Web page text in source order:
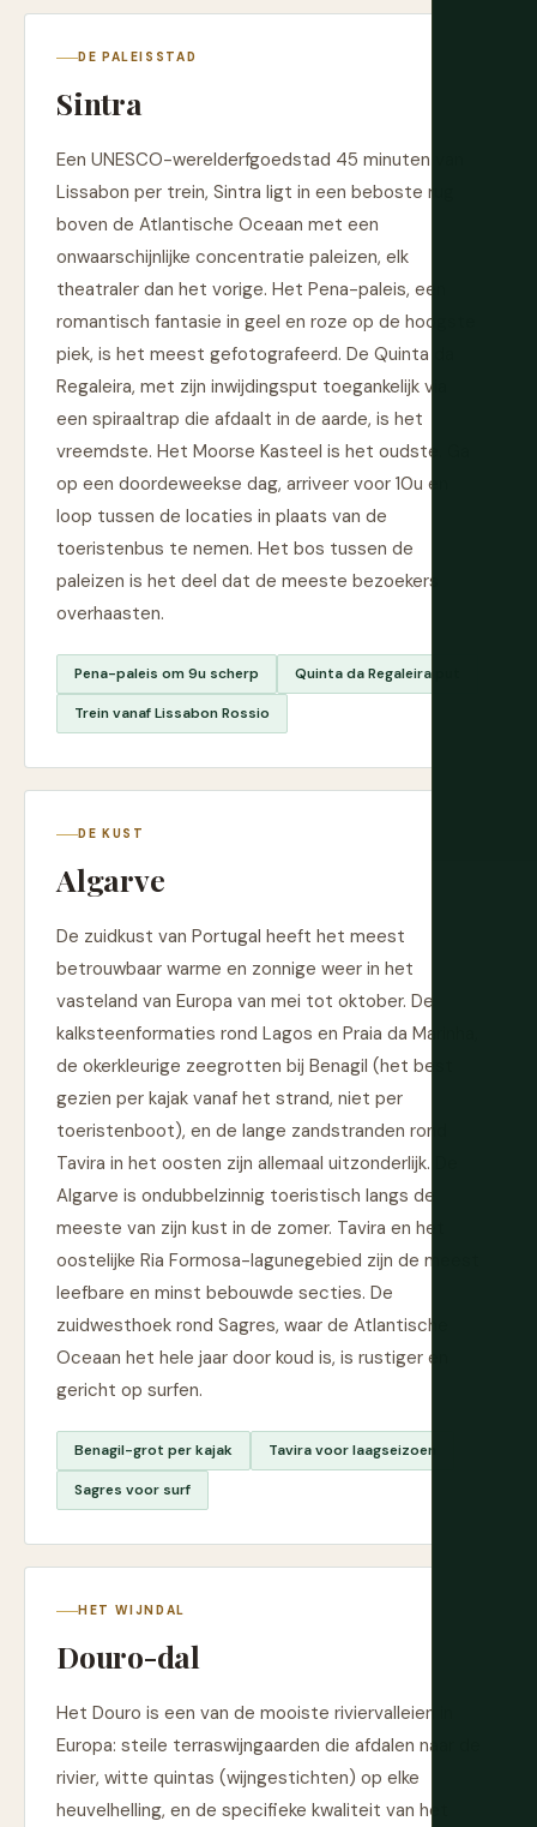
DE PALEISSTAD
Sintra
Een UNESCO-werelderfgoedstad 45 minuten van
Lissabon per trein, Sintra ligt in een beboste rug
boven de Atlantische Oceaan met een
onwaarschijnlijke concentratie paleizen, elk
theatraler dan het vorige. Het Pena-paleis, een
romantisch fantasie in geel en roze op de hoogste
piek, is het meest gefotografeerd. De Quinta da
Regaleira, met zijn inwijdingsput toegankelijk via
een spiraaltrap die afdaalt in de aarde, is het
vreemdste. Het Moorse Kasteel is het oudste. Ga
op een doordeweekse dag, arriveer voor 10u en
loop tussen de locaties in plaats van de
toeristenbus te nemen. Het bos tussen de
paleizen is het deel dat de meeste bezoekers
overhaasten.
Pena-paleis om 9u scherp Quinta da Regaleira put
Trein vanaf Lissabon Rossio
DE KUST
Algarve
De zuidkust van Portugal heeft het meest
betrouwbaar warme en zonnige weer in het
vasteland van Europa van mei tot oktober. De
kalksteenformaties rond Lagos en Praia da Marinha,
de okerkleurige zeegrotten bij Benagil (het best
gezien per kajak vanaf het strand, niet per
toeristenboot), en de lange zandstranden rond
Tavira in het oosten zijn allemaal uitzonderlijk. De
Algarve is ondubbelzinnig toeristisch langs de
meeste van zijn kust in de zomer. Tavira en het
oostelijke Ria Formosa-lagunegebied zijn de meest
leefbare en minst bebouwde secties. De
zuidwesthoek rond Sagres, waar de Atlantische
Oceaan het hele jaar door koud is, is rustiger en
gericht op surfen.
Benagil-grot per kajak Tavira voor laagseizoen
Sagres voor surf
HET WIJNDAL
Douro-dal
Het Douro is een van de mooiste riviervalleien in
Europa: steile terraswijngaarden die afdalen naar de
rivier, witte quintas (wijngestichten) op elke
heuvelhelling, en de specifieke kwaliteit van het